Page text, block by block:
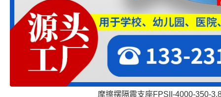
摩擦摆隔震支座FPSII-4000-350-